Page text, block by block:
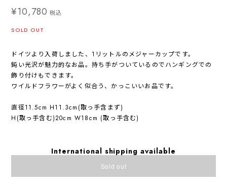
¥10,780 税込
SOLD OUT
ドイツより入荷しました、1リットルのメジャーカップです。
鈍い光沢が魅力的なお品。持ち手がついているのでハンギングでの
飾り付けもできます。
ワイルドフラワーがよく似合う、かっこいいお品です。
直径11.5cm H11.3cm(取っ手含まず)
H(取っ手含む)20cm W18cm (取っ手含む)
International shipping available
Sold out